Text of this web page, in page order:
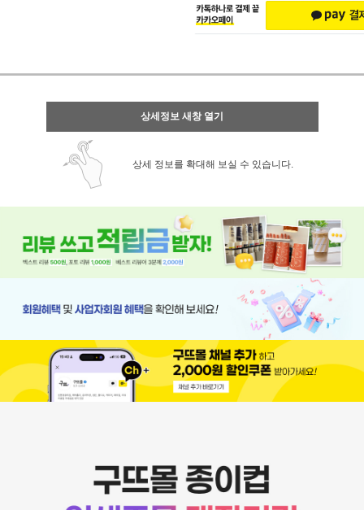
상세정보 새창 열기
상세 정보를 확대해 보실 수 있습니다.